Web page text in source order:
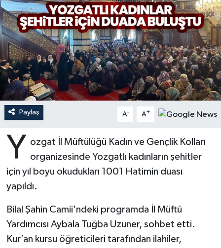
Paylaş A- A+
Y ozgat İl Müftülüğü Kadın ve Gençlik Kolları
organizesinde Yozgatlı kadınların şehitler
için yıl boyu okudukları 1001 Hatimin duası
yapıldı.
Bilal Şahin Camii'ndeki programda İl Müftü
Yardımcısı Aybala Tuğba Uzuner, sohbet etti.
Kur’an kursu öğreticileri tarafından ilahiler,
Antalya Müftülüğü
Ardahan Müftülüğü
Artvin Müftülüğü
Aydın Müftülüğü
Balıkesir Müftülüğü
Batman Müftülüğü
Bayburt Müftülüğü
Bilecik Müftülüğü
Bingöl Müftülüğü
Hadislerle İslam
Kudüs
Kurban
Mukabele
Peygamberimizin Hayatı
Sahabeler
Zekat
TDV
Hutbeler
DİYANET AKADEMİ
DİYANET GENÇLİK
DİYANET RADYO/TV
Dünya
Eğitim
Kültür-Sanat
Haber Arşivi